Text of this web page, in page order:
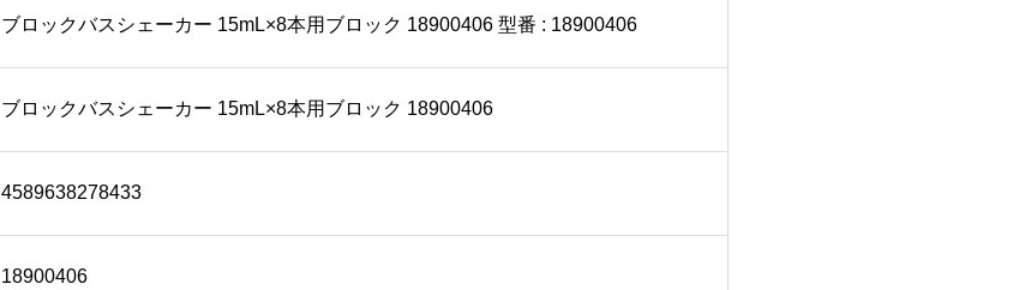
ブロックバスシェーカー 15mL×8本用ブロック 18900406 型番 : 18900406
ブロックバスシェーカー 15mL×8本用ブロック 18900406
4589638278433
18900406